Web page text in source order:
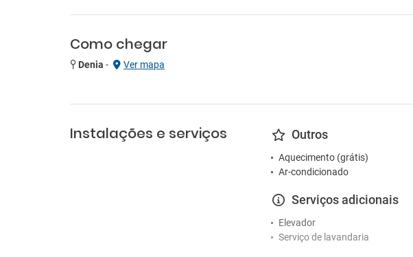
Como chegar
Denia - Ver mapa
Instalações e serviços Outros
Aquecimento (grátis)
Ar-condicionado
Serviços adicionais
Elevador
Serviço de lavandaria